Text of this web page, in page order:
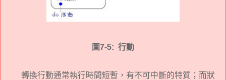
圖7-5: 行動
轉換行動通常執行時間短暫，有不可中斷的特質；而狀